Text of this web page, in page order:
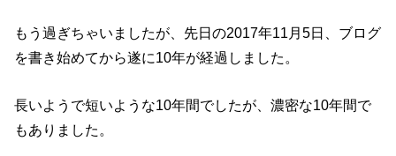
もう過ぎちゃいましたが、先日の2017年11月5日、ブログ
を書き始めてから遂に10年が経過しました。
長いようで短いような10年間でしたが、濃密な10年間で
もありました。